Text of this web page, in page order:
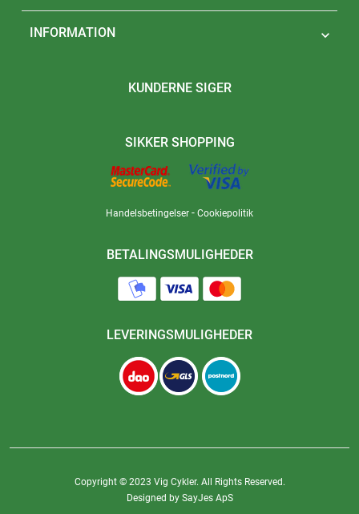
INFORMATION 
KUNDERNE SIGER
SIKKER SHOPPING
Handelsbetingelser - Cookiepolitik
BETALINGSMULIGHEDER
LEVERINGSMULIGHEDER
Copyright © 2023 Vig Cykler. All Rights Reserved.
Designed by SayJes ApS